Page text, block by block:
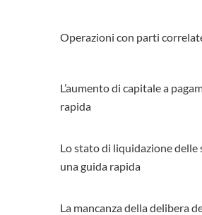
Operazioni con parti
L’aumento di capitale a
rapida
Lo stato di liquidazione delle
una guida rapida
La mancanza della delibera